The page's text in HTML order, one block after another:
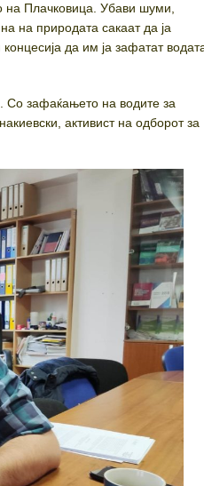
на Плачковица. Убави шуми,
на природата сакаат да ја
да им ја зафатат
Со зафаќањето на водите за
активист на одборот за